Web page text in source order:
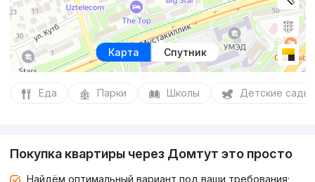
Карта Спутник
Еда Парки Школы Детские сады
Покупка квартиры через Домтут это просто
Найдём оптимальный вариант под ваши требования;